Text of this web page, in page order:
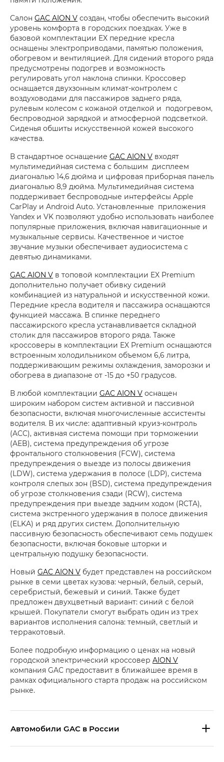
Салон GAC AION V создан, чтобы обеспечить высокий
уровень комфорта в городских поездках. Уже в
базовой комплектации EX передние кресла
оснащены электроприводами, памятью положения,
обогревом и вентиляцией. Для сидений второго ряда
предусмотрены подогрев и возможность
регулировать угол наклона спинки. Кроссовер
оснащается двухзонным климат-контролем с
воздуховодами для пассажиров заднего ряда,
рулевым колесом с кожаной отделкой и подогревом,
беспроводной зарядкой и атмосферной подсветкой.
Сиденья обшиты искусственной кожей высокого
качества.
В стандартное оснащение GAC AION V входят
мультимедийная система с большим дисплеем
диагональю 14,6 дюйма и цифровая приборная панель
диагональю 8,9 дюйма. Мультимедийная система
поддерживает беспроводные интерфейсы Apple
CarPlay и Android Auto. Установленные приложения
Yandex и VK позволяют удобно использовать наиболее
популярные приложения, включая навигационные и
музыкальные сервисы. Качественное и чистое
звучание музыки обеспечивает аудиосистема с
девятью динамиками.
GAC AION V в топовой комплектации EX Premium
дополнительно получает обивку сидений
комбинацией из натуральной и искусственной кожи.
Передние кресла водителя и пассажира оснащаются
функцией массажа. В спинке переднего
пассажирского кресла устанавливается складной
столик для пассажиров второго ряда. Также
кроссоверы в комплектации EX Premium оснащаются
встроенным холодильником объемом 6,6 литра,
поддерживающим режимы охлаждения, заморозки и
обогрева в диапазоне от -15 до +50 градусов.
В любой комплектации GAC AION V оснащен
широким набором систем активной и пассивной
безопасности, включая многочисленные ассистенты
водителя. В их числе: адаптивный круиз-контроль
(ACC), активная система помощи при торможении
(AEB), система предупреждения об угрозе
фронтального столкновения (FCW), система
предупреждения о выезде из полосы движения
(LDW), система удержания в полосе (LDP), система
контроля слепых зон (BSD), система предупреждения
об угрозе столкновения сзади (RCW), система
предупреждения при выезде задним ходом (RCTA),
система экстренного удержания в полосе движения
(ELKA) и ряд других систем. Дополнительную
пассивную безопасность обеспечивают семь подушек
безопасности, включая боковые шторки и
центральную подушку безопасности.
Новый GAC AION V будет представлен на российском
рынке в семи цветах кузова: черный, белый, серый,
серебристый, бежевый и синий. Также будет
предложен двухцветный вариант: синий с белой
крышей. Покупатели смогут выбрать один из трех
вариантов исполнения салона: темный, светлый и
терракотовый.
Более подробную информацию о ценах на новый
городской электрический кроссовер AION V
компания GAC предоставит в ближайшее время в
рамках официального старта продаж на российском
рынке.
Aвтомобили GAC в России